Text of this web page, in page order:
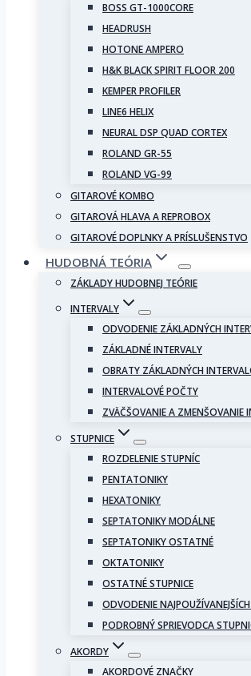
BOSS GT-1000CORE
HEADRUSH
HOTONE AMPERO
H&K BLACK SPIRIT FLOOR 200
KEMPER PROFILER
LINE6 HELIX
NEURAL DSP QUAD CORTEX
ROLAND GR-55
ROLAND VG-99
GITAROVÉ KOMBO
GITAROVÁ HLAVA A REPROBOX
GITAROVÉ DOPLNKY A PRÍSLUŠENSTVO
HUDOBNÁ TEÓRIA
ZÁKLADY HUDOBNEJ TEÓRIE
INTERVALY
ODVODENIE ZÁKLADNÝCH
ZÁKLADNÉ INTERVALY
OBRATY ZÁKLADNÝCH
INTERVALOVÉ POČTY
ZVÄČŠOVANIE A ZMENŠOVANIE
STUPNICE
ROZDELENIE STUPNÍC
PENTATONIKY
HEXATONIKY
SEPTATONIKY MODÁLNE
SEPTATONIKY OSTATNÉ
OKTATONIKY
OSTATNÉ STUPNICE
ODVODENIE
PODROBNÝ SPRIEVODCA
AKORDY
AKORDOVÉ ZNAČKY